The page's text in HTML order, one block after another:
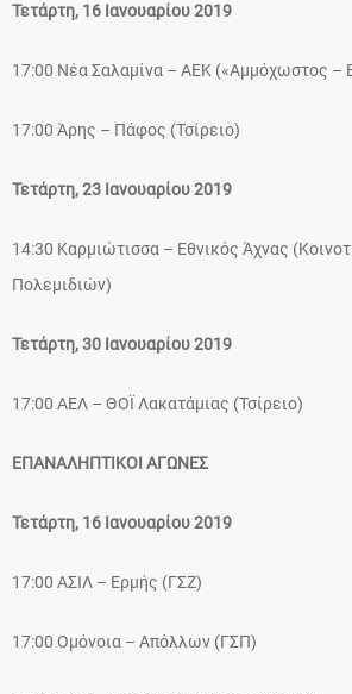
Τετάρτη, 16 Ιανουαρίου 2019
17:00 Νέα Σαλαμίνα – ΑΕΚ («Αμμόχωστος –
17:00 Άρης – Πάφος (Τσίρειο)
Τετάρτη, 23 Ιανουαρίου 2019
14:30 Καρμιώτισσα – Εθνικός Άχνας
Πολεμιδιών)
Τετάρτη, 30 Ιανουαρίου 2019
17:00 ΑΕΛ – ΘΟΪ Λακατάμιας (Τσίρειο)
ΕΠΑΝΑΛΗΠΤΙΚΟΙ ΑΓΩΝΕΣ
Τετάρτη, 16 Ιανουαρίου 2019
17:00 ΑΣΙΛ – Ερμής (ΓΣΖ)
17:00 Ομόνοια – Απόλλων (ΓΣΠ)